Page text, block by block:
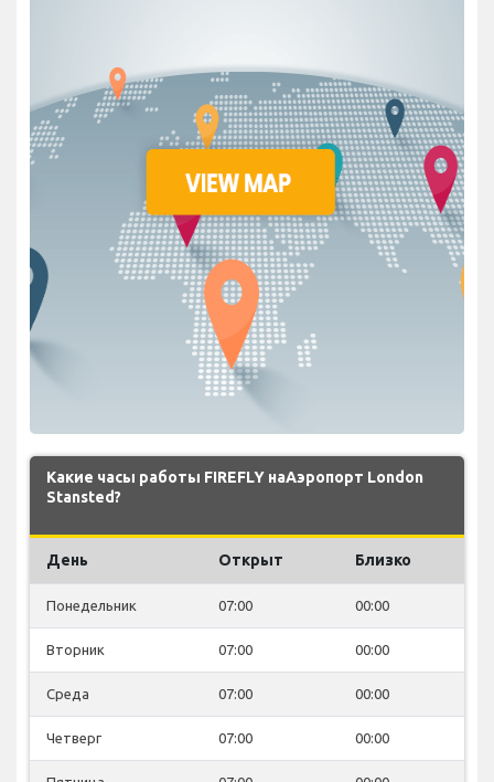
Какие часы работы FIREFLY наАэропорт London
Stansted?
День Открыт Близко
Понедельник 07:00 00:00
Вторник 07:00 00:00
Среда 07:00 00:00
Четверг 07:00 00:00